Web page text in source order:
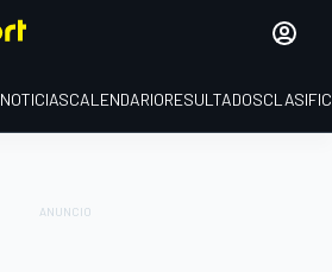
NOTICIASCALENDARIORESULTADOS